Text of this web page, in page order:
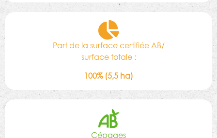
Part de la surface certifiée AB/
surface totale :
100% (5,5 ha)
Cépages